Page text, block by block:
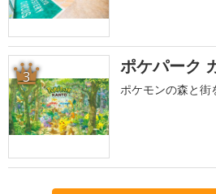
3 ポケパーク
ポケモンの森と街